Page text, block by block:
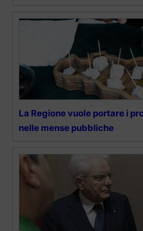
La Regione vuole portare i
nelle mense pubbliche